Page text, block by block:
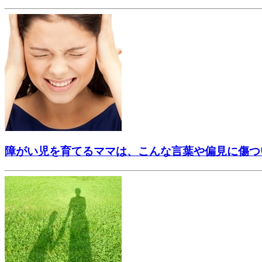
障がい児を育てるママは、こんな言葉や偏見に傷つ